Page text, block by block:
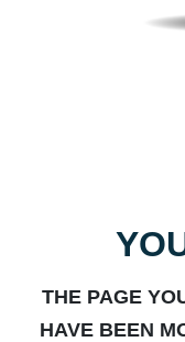
THE PAGE
HAVE BEEN